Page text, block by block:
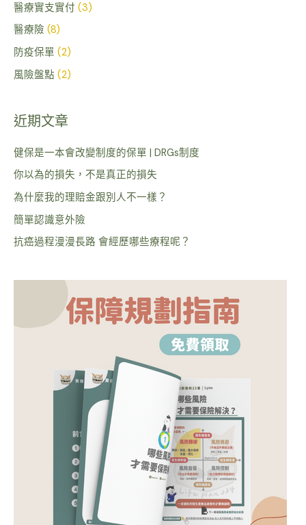
醫療實支實付 (3)
醫療險 (8)
防疫保單 (2)
風險盤點 (2)
近期文章
健保是一本會改變制度的保單 | DRGs制度
你以為的損失，不是真正的損失
為什麼我的理賠金跟別人不一樣？
簡單認識意外險
抗癌過程漫漫長路 會經歷哪些療程呢？